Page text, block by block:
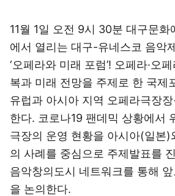
11월 1일 오전 9시 30분 대구문화
에서 열리는 대구-유네스코 음악
‘오페라와 미래 포럼’! 오페라·오
복과 미래 전망을 주제로 한 국제
유럽과 아시아 지역 오페라극장
한다. 코로나19 팬데믹 상황에서
극장의 운영 현황을 아시아(일본)
의 사례를 중심으로 주제발표를
음악창의도시 네트워크를 통해
을 논의한다.